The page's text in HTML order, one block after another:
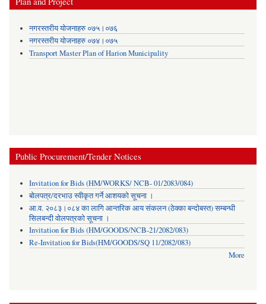
नगरस्तरीय योजनाहरु ०७५।०७६
नगरस्तरीय योजनाहरु ०७४।०७५
Transport Master Plan of Harion Municipality
Public Procurement/Tender Notices
Invitation for Bids (HM/WORKS/ NCB- 01/2083/084)
बोलपत्र/दरभाउ स्वीकृत गर्ने आशयको सूचना ।
आ.व. २०८३।०८४ का लागि आन्तरिक आय संकलन (ठेक्का बन्दोबस्त) सम्बन्धी
सिलबन्दी वोलपत्रको सूचना ।
Invitation for Bids (HM/GOODS/NCB-21/2082/083)
Re-Invitation for Bids(HM/GOODS/SQ 11/2082/083)
More